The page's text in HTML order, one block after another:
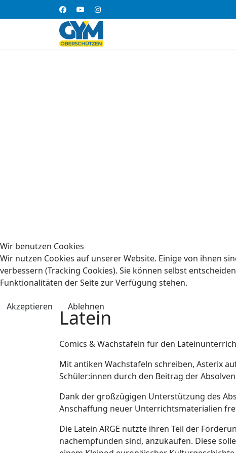
Latein
Comics & Wachstafeln für den
Mit antiken Wachstafeln schreiben, Asterix
Schüler:innen durch den Beitrag der
Dank der großzügigen Unterstützung des
Anschaffung neuer Unterrichtsmaterialien
Die Latein ARGE nutzte ihren Teil der
nachempfunden sind, anzukaufen. Diese
Wir benutzen Cookies
Wir nutzen Cookies auf unserer Website. Einige von ihnen
verbessern (Tracking Cookies). Sie können selbst
Funktionalitäten der Seite zur Verfügung stehen.
Akzeptieren
Ablehnen